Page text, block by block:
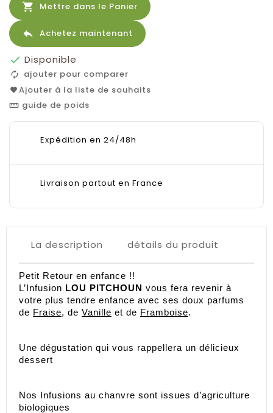
 Mettre dans le Panier
 Achetez maintenant
 Disponible
ajouter pour comparer
Ajouter à la liste de souhaits
straighten guide de poids
Expédition en 24/48h
Livraison partout en France
La description détails du produit
Petit Retour en enfance !!
L’Infusion LOU PITCHOUN vous fera revenir à
votre plus tendre enfance avec ses doux parfums
de Fraise, de Vanille et de Framboise.
Une dégustation qui vous rappellera un délicieux
dessert
Nos Infusions au chanvre sont issues d’agriculture
biologiques